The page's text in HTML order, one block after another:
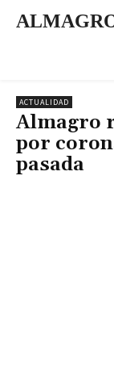
ACTUALIDAD
Almagro
por
pasada